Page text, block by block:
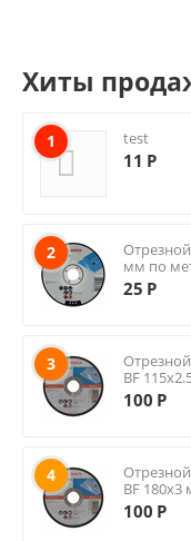
Хиты
1 test
11 Р
2
мм по
25 Р
3
BF
100 Р
4
BF
100 Р